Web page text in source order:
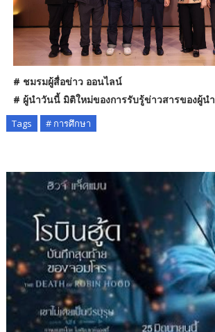
# ชมรมผู้สื่อข่าว ออนไลน์
# ผู้นำวันนี้ มิติใหม่ของการรับรู้ข่าวสารของผู้นำ
Tags # การศึกษา